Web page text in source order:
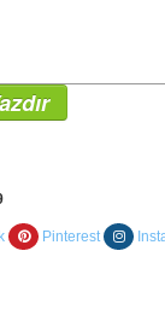
Pinterest